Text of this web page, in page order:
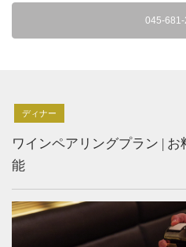
045-681-
ディナー
ワインペアリングプラン |
能